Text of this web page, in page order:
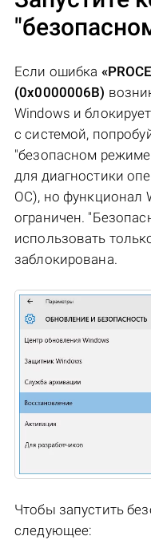
Если ошибка
(0x0000006B)
Windows и
с системой,
"безопасном
для диагностики
ОС), но функционал
ограничен.
использовать
заблокирована.
Чтобы запустить
следующее: